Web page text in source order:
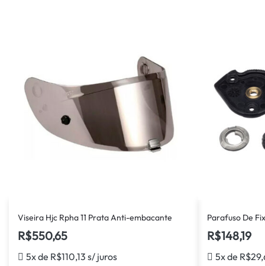
Viseira Hjc Rpha 11 Prata Anti-embacante
R$550,65
5x de R$110,13 s/ juros
Parafuso De
R$148,19
5x de R$